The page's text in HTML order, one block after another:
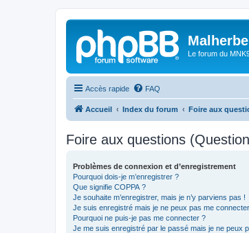
Le forum du
Accès rapide FAQ
Accueil Index du forum Foire aux
Foire aux questions
Problèmes de connexion et d’enregistrement
Pourquoi dois-je m’enregistrer ?
Que signifie COPPA ?
Je souhaite m’enregistrer, mais je n’y parviens pas !
Je suis enregistré mais je ne peux pas me
Pourquoi ne puis-je pas me connecter ?
Je me suis enregistré par le passé mais je ne peux